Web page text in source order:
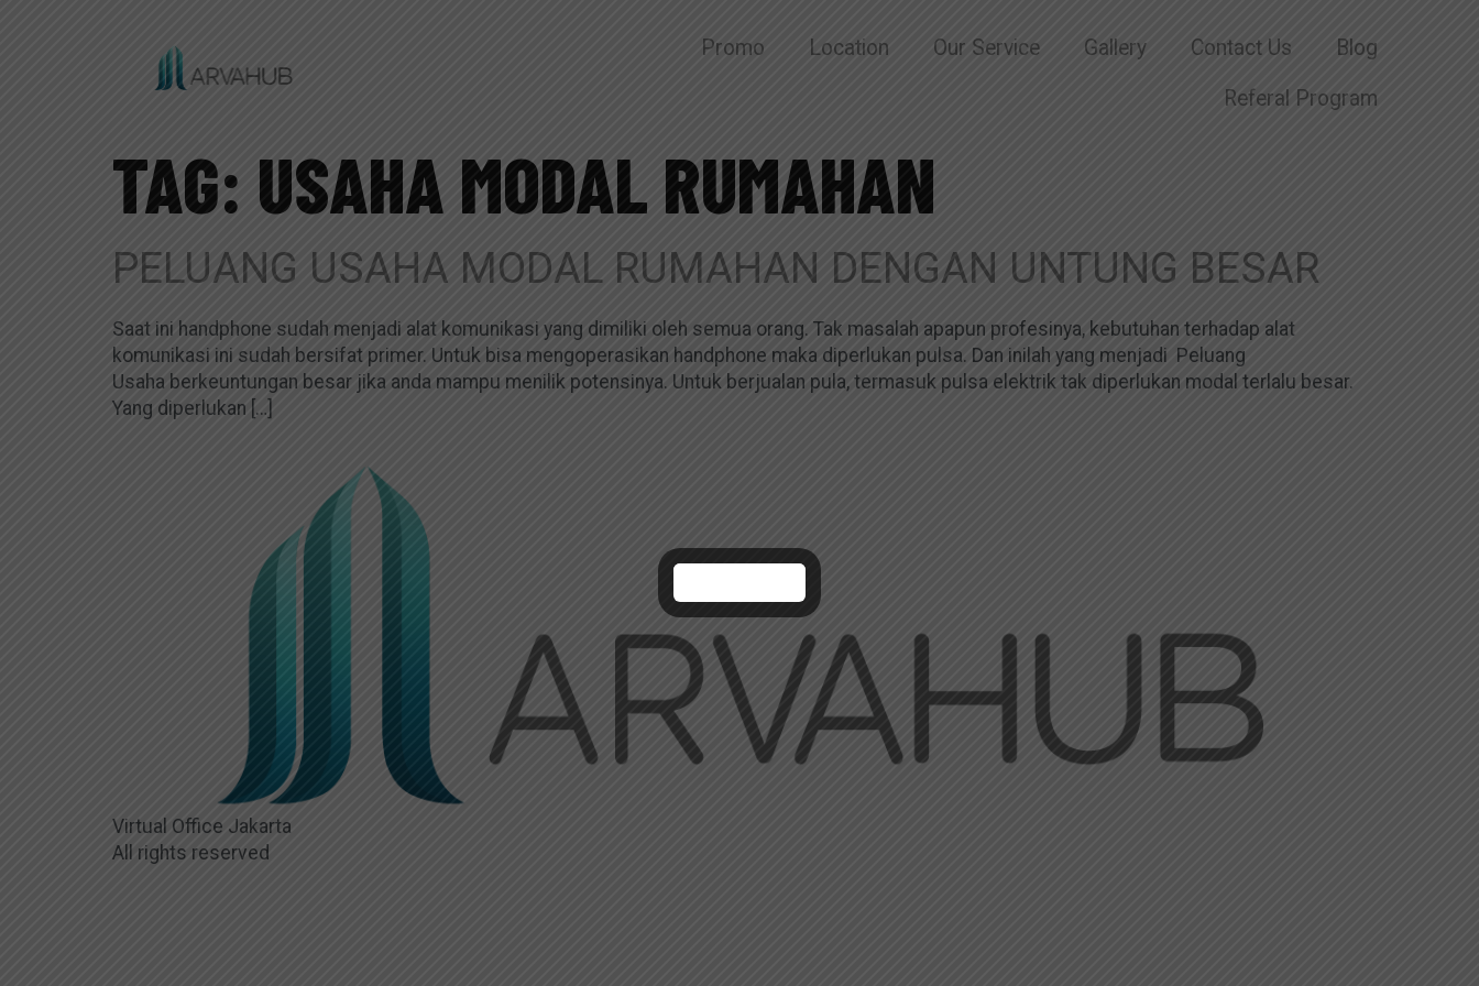
Promo Location Our Service Gallery Contact Us
Blog
Referal Program
TAG: USAHA MODAL RUMAHAN
PELUANG USAHA MODAL RUMAHAN DENGAN UNTUNG BESAR
Saat ini handphone sudah menjadi alat komunikasi yang dimiliki oleh semua orang. Tak masalah apapun profesinya, kebutuhan terhadap alat
komunikasi ini sudah bersifat primer. Untuk bisa mengoperasikan handphone maka diperlukan pulsa. Dan inilah yang menjadi Peluang
Usaha berkeuntungan besar jika anda mampu menilik potensinya. Untuk berjualan pula, termasuk pulsa elektrik tak diperlukan modal terlalu besar.
Yang diperlukan […]
Virtual Office Jakarta
All rights reserved